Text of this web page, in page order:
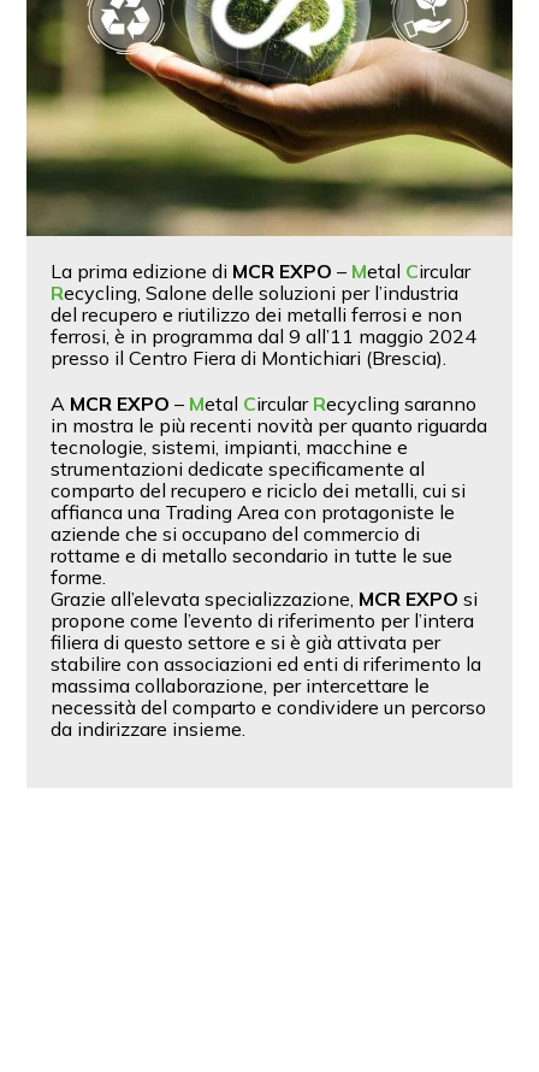
La prima edizione di MCR EXPO – Metal Circular
Recycling, Salone delle soluzioni per l’industria
del recupero e riutilizzo dei metalli ferrosi e non
ferrosi, è in programma dal 9 all’11 maggio 2024
presso il Centro Fiera di Montichiari (Brescia).
A MCR EXPO – Metal CircularRecycling saranno
in mostra le più recenti novità per quanto riguarda
tecnologie, sistemi, impianti, macchine e
strumentazioni dedicate specificamente al
comparto del recupero e riciclo dei metalli, cui si
affianca una Trading Area con protagoniste le
aziende che si occupano del commercio di
rottame e di metallo secondario in tutte le sue
forme.
Grazie all’elevata specializzazione, MCR EXPO si
propone come l’evento di riferimento per l’intera
filiera di questo settore e si è già attivata per
stabilire con associazioni ed enti di riferimento la
massima collaborazione, per intercettare le
necessità del comparto e condividere un percorso
da indirizzare insieme.